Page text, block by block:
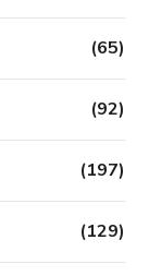
(65)
(92)
(197)
(129)